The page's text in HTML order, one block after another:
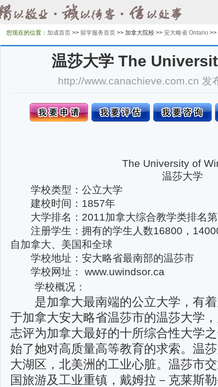
您现在的位置： 加成首页 >> 留学服务首页 >> 加拿大院校 >> 安大略省 Ontario >>
温莎大学 The
http://www.canachieve.com.cn 发
The University of
温莎大学
学校类型：公立大学
建校时间 ：1857年
大学排名 ：2011加拿大综合教学类排名
注册学生：拥有的学生人数16800，
自加拿大、美国和全球
学校地址 ：安大略省最南部的温莎市
学校网址 ： www.uwindsor.ca
学校概况：
是加拿大最南端的公立大学，有着
于加拿大安大略省温莎市的温莎大学
志评为加拿大最好的十所综合性大学
始了她对高质量高等教育的求索。温
大湖区，北美洲的工业心脏。温莎市
国旅游及工业重镇，戴姆拉－克莱斯